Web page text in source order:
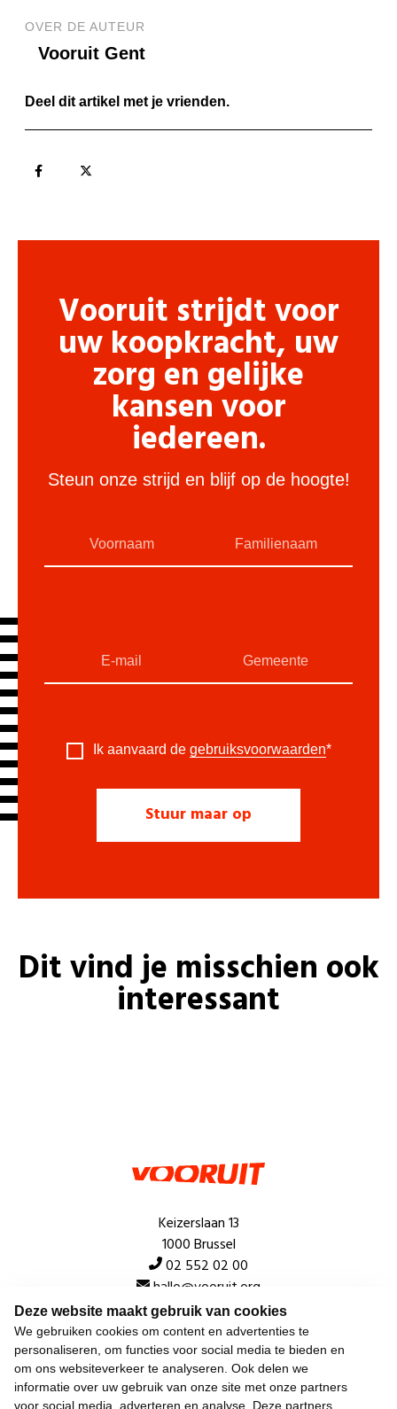
Deze website maakt gebruik van cookies
We gebruiken cookies om content en advertenties te
personaliseren, om functies voor social media te bieden en
om ons websiteverkeer te analyseren. Ook delen we
informatie over uw gebruik van onze site met onze partners
voor social media, adverteren en analyse. Deze partners
OVER DE AUTEUR
Vooruit Gent
Deel dit artikel met je vrienden.
Vooruit strijdt voor
uw koopkracht, uw
zorg en gelijke
kansen voor
iedereen.
Steun onze strijd en blijf op de hoogte!
Ik aanvaard de gebruiksvoorwaarden*
Dit vind je misschien ook
interessant
Keizerslaan 13
1000 Brussel
02 552 02 00
hallo@vooruit.org
Snel
Over de beweging